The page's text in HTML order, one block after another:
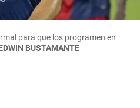
para que los programen en
BUSTAMANTE